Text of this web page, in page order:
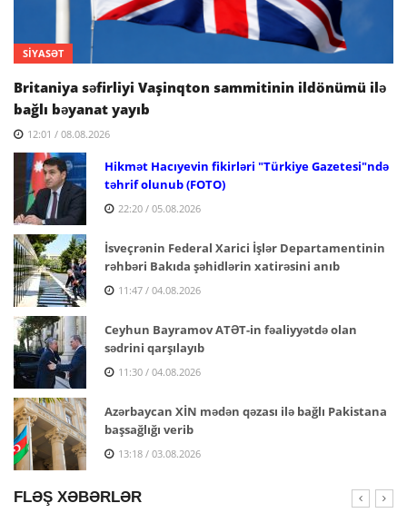
SİYASƏT
Britaniya səfirliyi Vaşinqton sammitinin ildönümü ilə
bağlı bəyanat yayıb
12:01 / 08.08.2026
Hikmət Hacıyevin fikirləri "Türkiye Gazetesi"ndə
təhrif olunub (FOTO)
22:20 / 05.08.2026
İsveçrənin Federal Xarici İşlər Departamentinin
rəhbəri Bakıda şəhidlərin xatirəsini anıb
11:47 / 04.08.2026
Ceyhun Bayramov ATƏT-in fəaliyyətdə olan
sədrini qarşılayıb
11:30 / 04.08.2026
Azərbaycan XİN mədən qəzası ilə bağlı Pakistana
başsağlığı verib
13:18 / 03.08.2026
FLƏŞ XƏBƏRLƏR